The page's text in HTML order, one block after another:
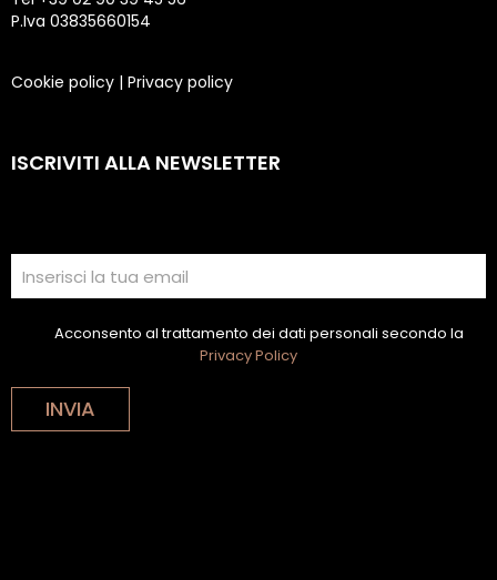
P.Iva 03835660154
Cookie policy | Privacy policy
ISCRIVITI ALLA NEWSLETTER
Acconsento al trattamento dei dati personali secondo la
Privacy Policy
INVIA